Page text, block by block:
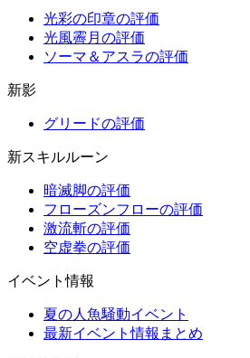
光彩の印章の評価
光風霽月の評価
ソーマ＆アスラの評価
新影
グリードの評価
新スキルルーン
暗滅脚の評価
フローズンフローの評価
激流斬の評価
空虚拳の評価
イベント情報
夏の人魚騒動イベント
最新イベント情報まとめ